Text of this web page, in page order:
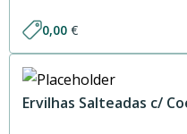
0,00 €
Ervilhas Salteadas c/